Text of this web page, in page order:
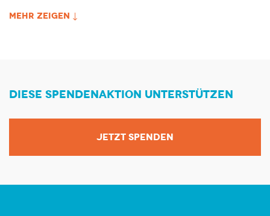
MEHR ZEIGEN ↓
DIESE SPENDENAKTION UNTERSTÜTZEN
JETZT SPENDEN